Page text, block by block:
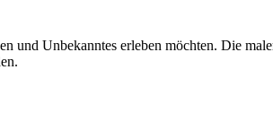
und Unbekanntes erleben möchten. Die